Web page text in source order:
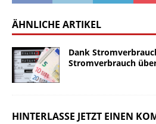
ÄHNLICHE ARTIKEL
Dank
Stromverbrauch
HINTERLASSE JETZT EINEN